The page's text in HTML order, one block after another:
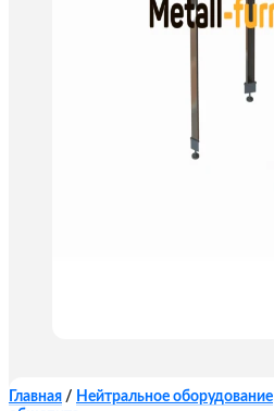
Главная / Нейтральное оборудование